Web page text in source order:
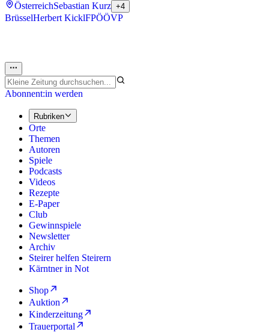
ÖsterreichSebastian Kurz +4
BrüsselHerbert KicklFPÖÖVP
Abonnent:in werden
Rubriken
Orte
Themen
Autoren
Spiele
Podcasts
Videos
Rezepte
E-Paper
Club
Gewinnspiele
Newsletter
Archiv
Steirer helfen Steirern
Kärntner in Not
Shop
Auktion
Kinderzeitung
Trauerportal